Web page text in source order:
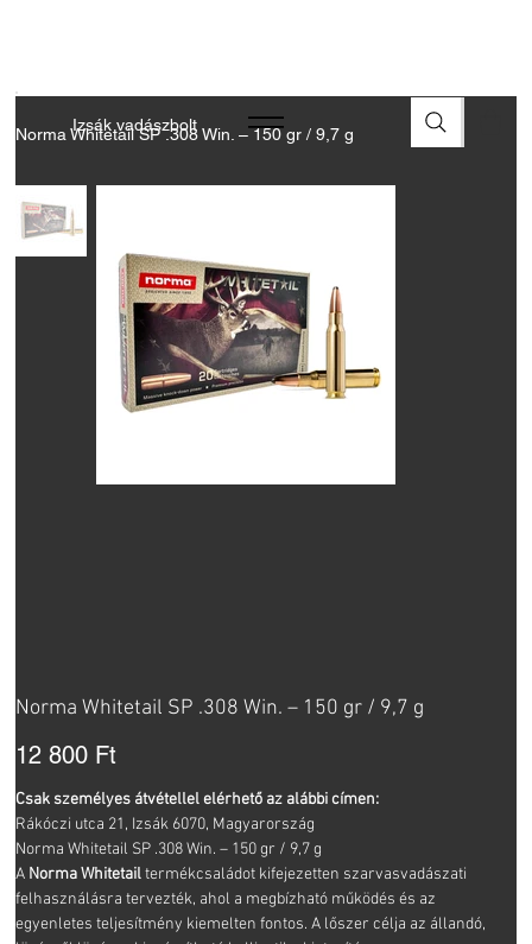
Izsák vadászbolt
Norma Whitetail SP .308 Win. – 150 gr / 9,7 g
Norma Whitetail SP .308 Win. – 150 gr / 9,7 g
Ár
12 800 Ft
Csak személyes átvétellel elérhető az alábbi címen:
Rákóczi utca 21, Izsák 6070, Magyarország
Norma Whitetail SP .308 Win. – 150 gr / 9,7 g
A Norma Whitetailtermékcsaládot kifejezetten szarvasvadászati
felhasználásra tervezték, ahol a megbízható működés és az
egyenletes teljesítmény kiemelten fontos. A lőszer célja az állandó,